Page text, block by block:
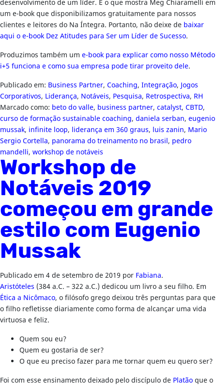
desenvolvimento de um líder. É o que mostra Meg Chiaramelli em
um e-book que disponibilizamos gratuitamente para nossos
clientes e leitores do Na Íntegra. Portanto, não deixe de baixar
aqui o e-book Dez Atitudes para Ser um Líder de Sucesso.
Produzimos também um e-book para explicar como nosso Método
i+5 funciona e como sua empresa pode tirar proveito dele.
Publicado em: Business Partner, Coaching, Integração, Jogos
Corporativos, Liderança, Notáveis, Pesquisa, Retrospectiva, RH
Marcado como: beto do valle, business partner, catalyst, CBTD,
curso de formação sustainable coaching, daniela serban, eugenio
mussak, infinite loop, liderança em 360 graus, luis zanin, Mario
Sergio Cortella, panorama do treinamento no brasil, pedro
mandelli, workshop de notáveis
Workshop de
Notáveis 2019
começou em grande
estilo com Eugenio
Mussak
Publicado em 4 de setembro de 2019 por Fabiana.
Aristóteles (384 a.C. – 322 a.C.) dedicou um livro a seu filho. Em
Ética a Nicômaco, o filósofo grego deixou três perguntas para que
o filho refletisse diariamente como forma de alcançar uma vida
virtuosa e feliz.
Quem sou eu?
Quem eu gostaria de ser?
O que eu preciso fazer para me tornar quem eu quero ser?
Foi com esse ensinamento deixado pelo discípulo de Platãoque o